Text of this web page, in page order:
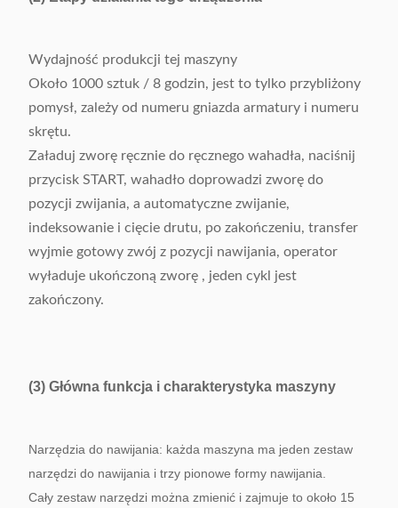
Wydajność produkcji tej maszyny
Około 1000 sztuk / 8 godzin, jest to tylko przybliżony
pomysł, zależy od numeru gniazda armatury i numeru
skrętu.
Załaduj zworę ręcznie do ręcznego wahadła, naciśnij
przycisk START, wahadło doprowadzi zworę do
pozycji zwijania, a automatyczne zwijanie,
indeksowanie i cięcie drutu, po zakończeniu, transfer
wyjmie gotowy zwój z pozycji nawijania, operator
wyładuje ukończoną zworę , jeden cykl jest
zakończony.
(3) Główna funkcja i charakterystyka maszyny
Narzędzia do nawijania: każda maszyna ma jeden zestaw
narzędzi do nawijania i trzy pionowe formy nawijania.
Cały zestaw narzędzi można zmienić i zajmuje to około 15